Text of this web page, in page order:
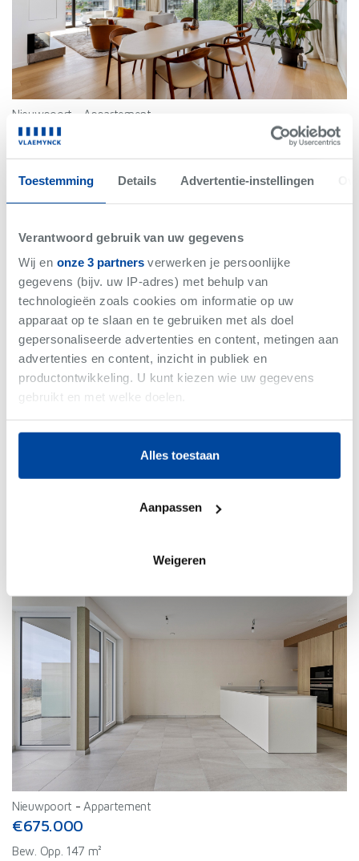
Toestemming Details Advertentie-instellingen
Verantwoord gebruik van uw gegevens
Wij en onze 3 partnersverwerken je persoonlijke
gegevens (bijv. uw IP-adres) met behulp van
technologieën zoals cookies om informatie op uw
apparaat op te slaan en te gebruiken met als doel
gepersonaliseerde advertenties en content, metingen aan
advertenties en content, inzicht in publiek en
productontwikkeling. U kunt kiezen wie uw gegevens
gebruikt en met welke doelen.
Als u het toestaat, willen we ook graag:
Informatie verzamelen over uw geografische
locatie, die tot een paar meter nauwkeurig kan zijn
scannen op specifieke eigenschappen (fingerprinting)
verwerkt en stel uw voorkeuren in het
intrekken in de Cookieverklaring.
We gebruiken cookies om content en advertenties te
personaliseren, om functies voor social media te bieden
en om ons websiteverkeer te analyseren. Ook delen we
informatie over uw gebruik van onze site met onze
partners voor social media, adverteren en analyse. Deze
partners kunnen deze gegevens combineren met andere
informatie die u aan ze heeft verstrekt of die ze hebben
verzameld op basis van uw gebruik van hun services.
Alles toestaan
Aanpassen
Weigeren
Nieuwpoort Appartement
€1.525.000
Bew. Opp. 125.66 m²
3 slaapkamer(s)
Appartement
Nieuwpoort -Appartement
€675.000
Bew. Opp. 147 m²